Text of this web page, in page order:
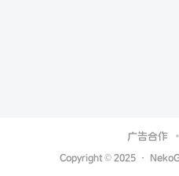
广告合作
Copyright © 2025 ·